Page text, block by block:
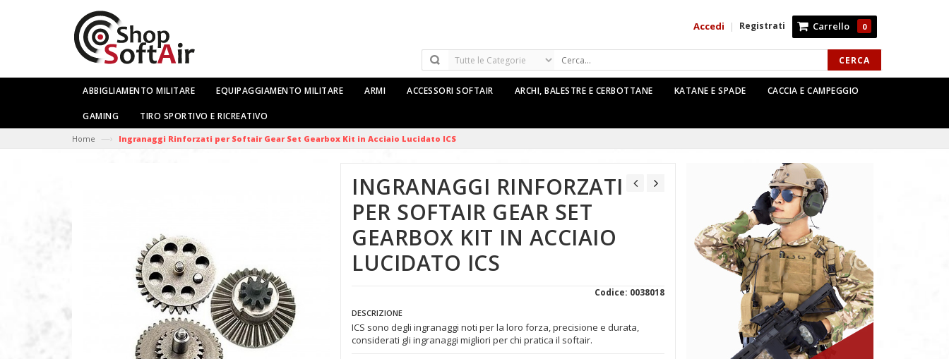
CERCA
Carrello 0
Registrati
|
Accedi
ABBIGLIAMENTO MILITARE EQUIPAGGIAMENTO MILITARE ARMI ACCESSORI SOFTAIR ARCHI, BALESTRE E CERBOTTANE KATANE E SPADE CACCIA E CAMPEGGIO
GAMING TIRO SPORTIVO E RICREATIVO
Home —› Ingranaggi Rinforzati per Softair Gear Set Gearbox Kit in Acciaio Lucidato ICS
INGRANAGGI RINFORZATI
PER SOFTAIR GEAR SET
GEARBOX KIT IN ACCIAIO
LUCIDATO ICS
Codice: 0038018
DESCRIZIONE
ICS sono degli ingranaggi noti per la loro forza, precisione e durata,
considerati gli ingranaggi migliori per chi pratica il softair.